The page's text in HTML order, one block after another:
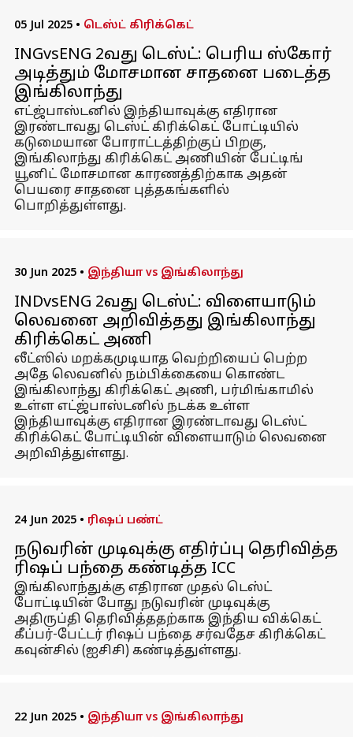
05 Jul 2025 • டெஸ்ட் கிரிக்கெட்
INGvsENG 2வது டெஸ்ட்: பெரிய ஸ்கோர்
அடித்தும் மோசமான சாதனை படைத்த
இங்கிலாந்து
எட்ஜ்பாஸ்டனில் இந்தியாவுக்கு எதிரான
இரண்டாவது டெஸ்ட் கிரிக்கெட் போட்டியில்
கடுமையான போராட்டத்திற்குப் பிறகு,
இங்கிலாந்து கிரிக்கெட் அணியின் பேட்டிங்
யூனிட் மோசமான காரணத்திற்காக அதன்
பெயரை சாதனை புத்தகங்களில்
பொறித்துள்ளது.
30 Jun 2025 • இந்தியா vs இங்கிலாந்து
INDvsENG 2வது டெஸ்ட்: விளையாடும்
லெவனை அறிவித்தது இங்கிலாந்து
கிரிக்கெட் அணி
லீட்ஸில் மறக்கமுடியாத வெற்றியைப் பெற்ற
அதே லெவனில் நம்பிக்கையை கொண்ட
இங்கிலாந்து கிரிக்கெட் அணி, பர்மிங்காமில்
உள்ள எட்ஜ்பாஸ்டனில் நடக்க உள்ள
இந்தியாவுக்கு எதிரான இரண்டாவது டெஸ்ட்
கிரிக்கெட் போட்டியின் விளையாடும் லெவனை
அறிவித்துள்ளது.
24 Jun 2025 • ரிஷப் பண்ட்
நடுவரின் முடிவுக்கு எதிர்ப்பு தெரிவித்த
ரிஷப் பந்தை கண்டித்த ICC
இங்கிலாந்துக்கு எதிரான முதல் டெஸ்ட்
போட்டியின் போது நடுவரின் முடிவுக்கு
அதிருப்தி தெரிவித்ததற்காக இந்திய விக்கெட்
கீப்பர்-பேட்டர் ரிஷப் பந்தை சர்வதேச கிரிக்கெட்
கவுன்சில் (ஐசிசி) கண்டித்துள்ளது.
22 Jun 2025 • இந்தியா vs இங்கிலாந்து